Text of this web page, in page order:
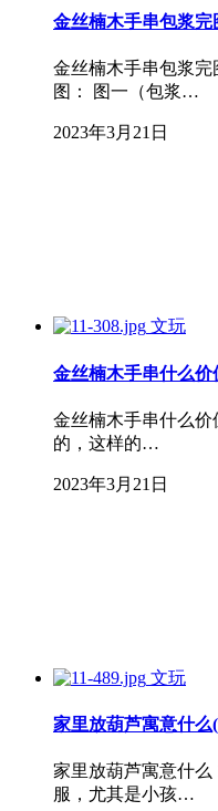
金丝楠木手串包浆完
金丝楠木手串包浆
图： 图一（包浆…
2023年3月21日
文玩
金丝楠木手串什么价
金丝楠木手串什么价
的，这样的…
2023年3月21日
文玩
家里放葫芦寓意什么
家里放葫芦寓意什
服，尤其是小孩…